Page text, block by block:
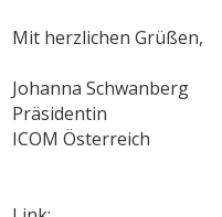
Mit herzlichen Grüßen,
Johanna Schwanberg
Präsidentin
ICOM Österreich